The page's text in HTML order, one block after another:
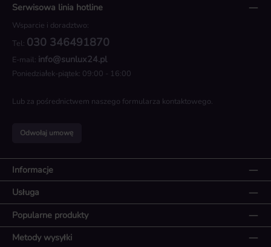
Serwisowa linia hotline
Wsparcie i doradztwo:
Tel: 030 346491870
E-mail: info@sunlux24.pl
Poniedziałek-piątek: 09:00 - 16:00
Lub za pośrednictwem naszego formularza kontaktowego.
Odwołaj umowę
Informacje
Usługa
Popularne produkty
Metody wysyłki